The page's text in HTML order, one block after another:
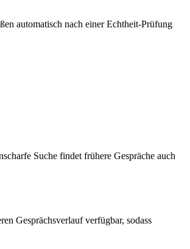
automatisch nach einer Echtheit-Prüfung
Suche findet frühere Gespräche auch
Gesprächsverlauf verfügbar, sodass